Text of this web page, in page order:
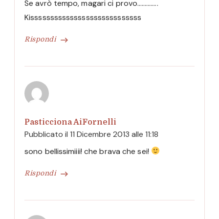
Rispondi
Se avrò tempo, magari ci provo…………..
Kissssssssssssssssssssssssssss
Pasticciona AiFornelli
Pubblicato il 11 Dicembre 2013 alle 11:18
Rispondi
sono bellissimiiii! che brava che sei!